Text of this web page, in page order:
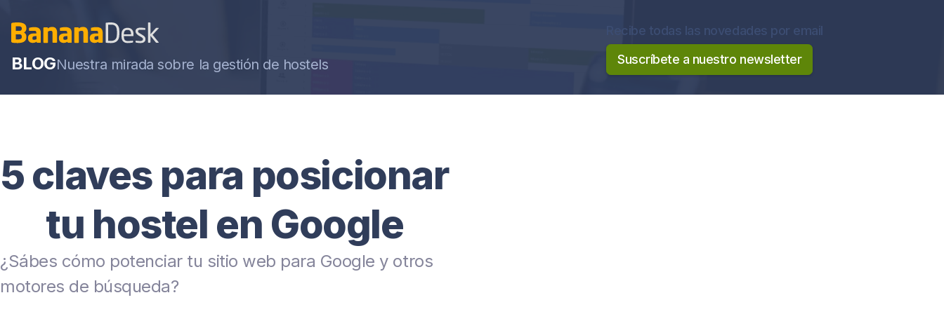
BLOGNuestra mirada sobre la gestión de hostels
Recibe todas las novedades por email
Suscríbete a nuestro newsletter
5 claves para posicionar
tu hostel en Google
¿Sábes cómo potenciar tu sitio web para Google y otros
motores de búsqueda?